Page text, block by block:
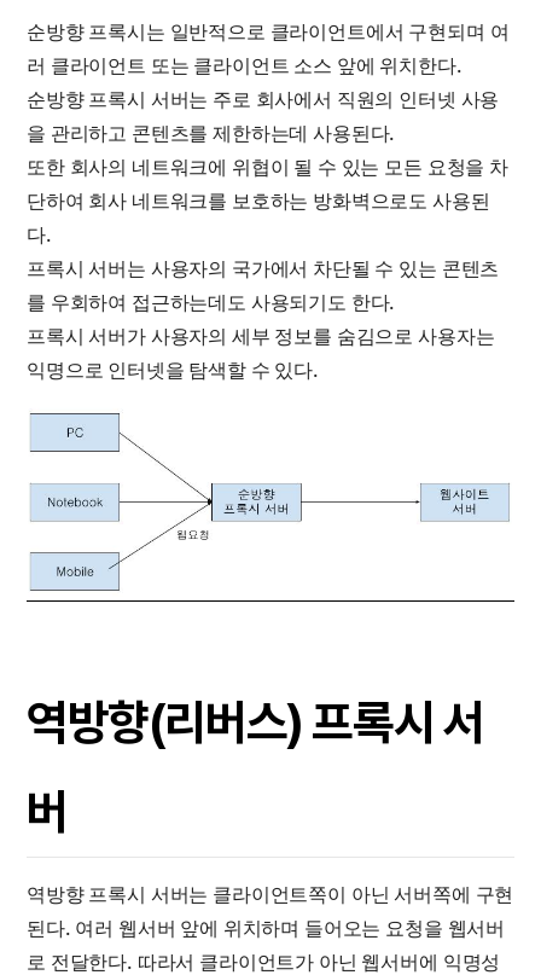
순방향 프록시는 일반적으로 클라이언트에서 구현되며 여
러 클라이언트 또는 클라이언트 소스 앞에 위치한다.
순방향 프록시 서버는 주로 회사에서 직원의 인터넷 사용
을 관리하고 콘텐츠를 제한하는데 사용된다.
또한 회사의 네트워크에 위협이 될 수 있는 모든 요청을 차
단하여 회사 네트워크를 보호하는 방화벽으로도 사용된
다.
프록시 서버는 사용자의 국가에서 차단될 수 있는 콘텐츠
를 우회하여 접근하는데도 사용되기도 한다.
프록시 서버가 사용자의 세부 정보를 숨김으로 사용자는
익명으로 인터넷을 탐색할 수 있다.
역방향(리버스) 프록시 서
버
역방향 프록시 서버는 클라이언트쪽이 아닌 서버쪽에 구현
된다. 여러 웹서버 앞에 위치하며 들어오는 요청을 웹서버
로 전달한다. 따라서 클라이언트가 아닌 웹서버에 익명성